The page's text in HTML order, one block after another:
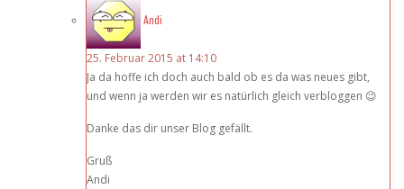
Andi
25. Februar 2015 at 14:10
Ja da hoffe ich doch auch bald ob es da was neues gibt,
und wenn ja werden wir es natürlich gleich verbloggen 😉
Danke das dir unser Blog gefällt.
Gruß
Andi